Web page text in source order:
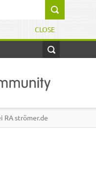
CLOSE
strömer.de